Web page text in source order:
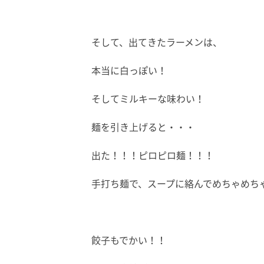
そして、出てきたラーメンは、
本当に白っぽい！
そしてミルキーな味わい！
麺を引き上げると・・・
出た！！！ピロピロ麺！！！
手打ち麺で、スープに絡んでめちゃめち
餃子もでかい！！